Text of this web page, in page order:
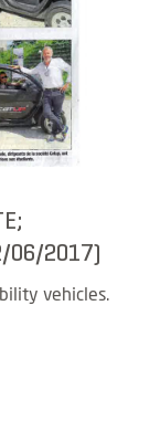
06/2017)
vehicles.